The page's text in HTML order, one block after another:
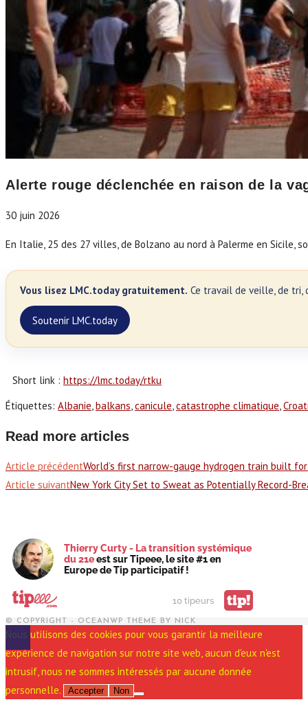
Alerte rouge déclenchée en raison de la
30 juin 2026
En Italie, 25 des 27 villes, de Bolzano au nord à Palerme en Sicile,
Vous lisez LMC.today gratuitement. Ce travail de veille, de tri,
Soutenir LMC.today
Short link : https://lmc.today/rtku
Étiquettes: Albanie, balkans, canicule, catastrophe climatique,
Read more articles
Article précédentWorld’s first narrow-gauge hydrogen train built
Article suivantNew York City Set to Sweat as Potentially Record-
Thierry Curty - La transition systémique
du 21eest sur Tipeee, le site #1 en
Europe de Tip participatif !
10 tipeurs tip!
© COPYRIGHT - OCEANWP THEME BY NICK
Nous utilisons des cookies pour vous garantir la meilleure
expérience de navigation sur notre site web, aucun d'eux n'est
intrusif, nous ne sommes intéressés par aucune donnée
personnelle.
Accepter Non